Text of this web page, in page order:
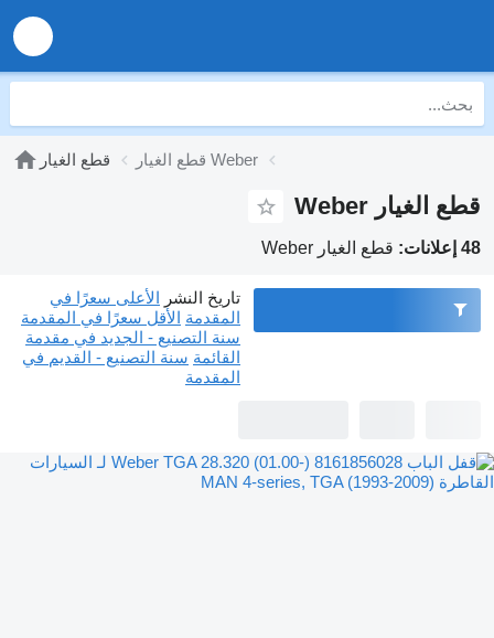
قطع الغيار قطع الغيار Weber
قطع الغيار Weber
48 إعلانات: قطع الغيار Weber
تاريخ النشر الأعلى سعرًا في
المقدمة الأقل سعرًا في المقدمة
سنة التصنيع - الجديد في مقدمة
القائمة سنة التصنيع - القديم في
المقدمة